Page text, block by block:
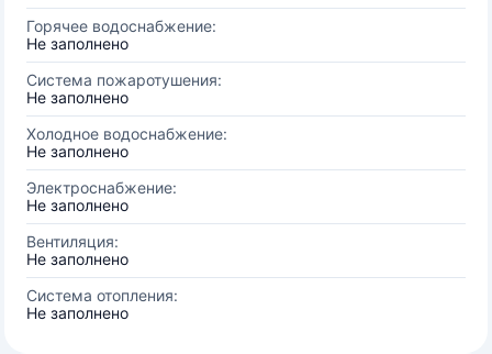
Горячее водоснабжение:
Не заполнено
Система пожаротушения:
Не заполнено
Холодное водоснабжение:
Не заполнено
Электроснабжение:
Не заполнено
Вентиляция:
Не заполнено
Система отопления:
Не заполнено